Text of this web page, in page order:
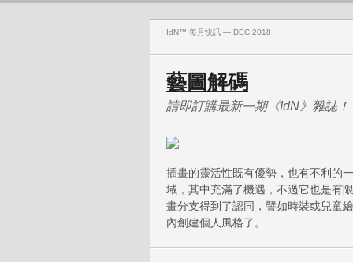
IdN™ 每月快訊 — DEC 2018
藝圖解碼
請即訂購最新一期《IdN》雜誌！
插畫的靈活性既有優勢，也有不利的
域，其中充滿了機遇，不過它也是有
畫分支得到了認同，譬如時裝或兒童
內創建個人風格了。